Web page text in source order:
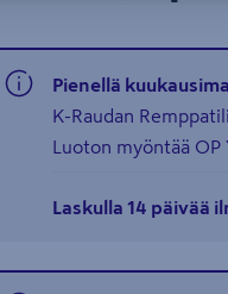
Pienellä
K-Raudan
Luoton myöntää OP
Laskulla 14 päivää